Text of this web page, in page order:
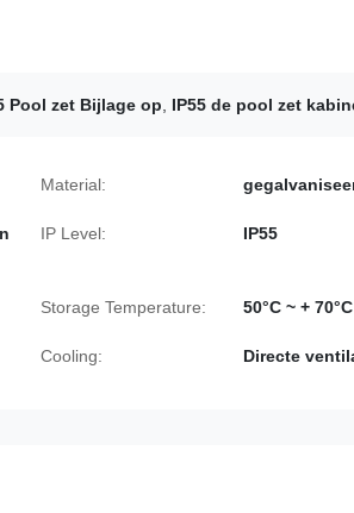
Pool zet Bijlage op IP55 de pool zet
Material:
IP Level: IP55
Storage Temperature: 50°C ~ + 70°C
Cooling: Directe